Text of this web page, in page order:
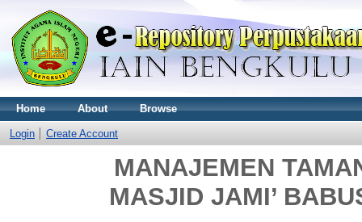
Home About Browse
Login Create Account
MANAJEMEN
MASJID JAMI’